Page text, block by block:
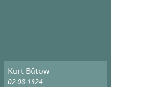
Kurt Bütow
02-08-1924